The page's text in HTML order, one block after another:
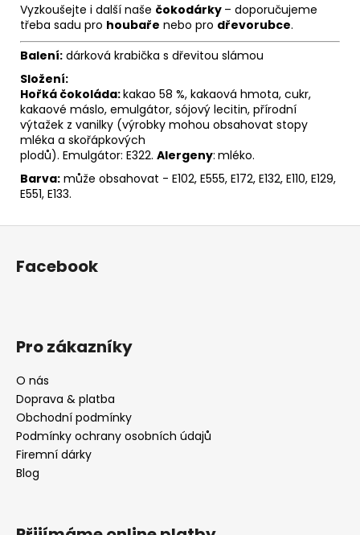
Vyzkoušejte i další naše čokodárky – doporučujeme
třeba sadu pro houbaře nebo pro dřevorubce.
Balení: dárková krabička s dřevitou slámou
Složení:
Hořká čokoláda:kakao 58 %, kakaová hmota, cukr,
kakaové máslo, emulgátor, sójový lecitin, přírodní
výtažek z vanilky (výrobky mohou obsahovat stopy
mléka a skořápkových
plodů). Emulgátor: E322. Alergeny: mléko.
Barva: může obsahovat - E102, E555, E172, E132, E110, E129,
E551, E133.
Z
Facebook
Pro zákazníky
O nás
Doprava & platba
Obchodní podmínky
Podmínky ochrany osobních údajů
Firemní dárky
Blog